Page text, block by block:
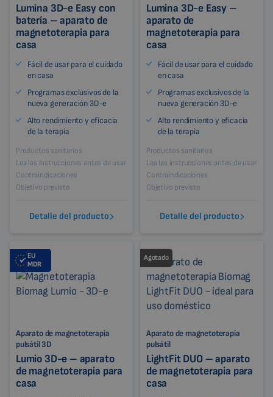
Lumina 3D-e Easy con
batería – aparato de
magnetoterapia para
casa
Fácil de usar para el cuidado
en casa
Programas exclusivos de la
nueva generación 3D-e
Alto rendimiento y eficacia
de la terapia
Productos sanitarios
Lea las instrucciones antes de usar
Contraindicaciones
Objetivo previsto
Detalle del producto
Lumina 3D-e Easy –
aparato de
magnetoterapia para
casa
Fácil de usar para el cuidado
en casa
Programas exclusivos de la
nueva generación 3D-e
Alto rendimiento y eficacia
de la terapia
Productos sanitarios
Lea las instrucciones antes de usar
Contraindicaciones
Objetivo previsto
Detalle del producto
EU
MDR
Aparato de magnetoterapia
pulsátil 3D
Lumio 3D-e – aparato
de magnetoterapia para
casa
Agotado
Aparato de magnetoterapia
pulsátil
LightFit DUO – aparato
de magnetoterapia para
casa